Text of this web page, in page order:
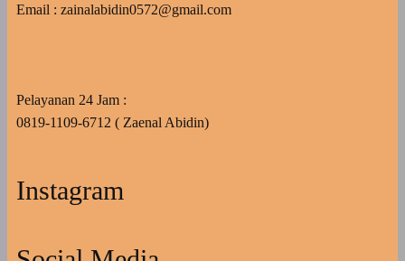
Email : zainalabidin0572@gmail.com
Pelayanan 24 Jam :
0819-1109-6712 ( Zaenal Abidin)
Instagram